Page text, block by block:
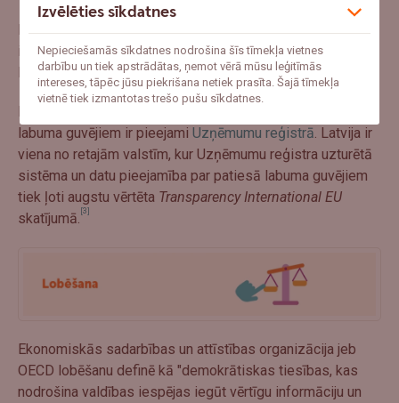
Lielāka publisko datu pieejamība uzņēmumiem sniedz arī
iespēju gūt labāku izpratni un pieņemt pamatotākus
lēmumus.
Latvijā sabiedrībai dati par uzņēmumiem, arī patiesā
labuma guvējiem ir pieejami Uzņēmumu reģistrā . Latvija ir
viena no retajām valstīm, kur Uzņēmumu reģistra uzturētā
sistēma un datu pieejamība par patiesā labuma guvējiem
tiek ļoti augstu vērtēta Transparency International EU
skatījumā. [3]
Ekonomiskās sadarbības un attīstības organizācija jeb
OECD lobēšanu definē kā "demokrātiskas tiesības, kas
nodrošina valdības iespējas iegūt vērtīgu informāciju un
Izvēlēties sīkdatnes
Nepieciešamās sīkdatnes nodrošina šīs tīmekļa vietnes
darbību un tiek apstrādātas, ņemot vērā mūsu leģitīmās
intereses, tāpēc jūsu piekrišana netiek prasīta. Šajā tīmekļa
vietnē tiek izmantotas trešo pušu sīkdatnes.